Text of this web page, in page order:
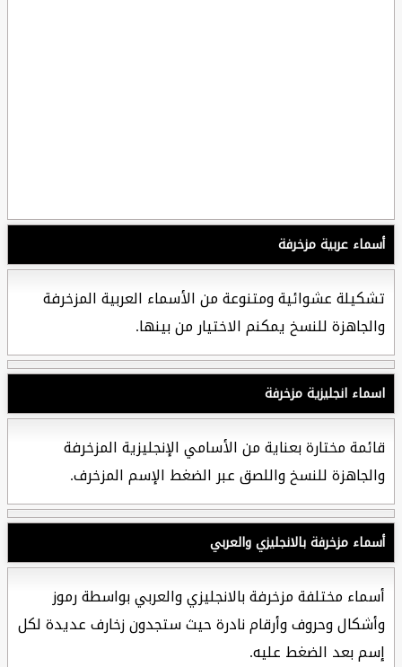
أسماء عربية مزخرفة
تشكيلة عشوائية ومتنوعة من الأسماء العربية المزخرفة
والجاهزة للنسخ يمكنم الاختيار من بينها.
اسماء انجليزية مزخرفة
قائمة مختارة بعناية من الأسامي الإنجليزية المزخرفة
والجاهزة للنسخ واللصق عبر الضغط الإسم المزخرف.
أسماء مزخرفة بالانجليزي والعربي
أسماء مختلفة مزخرفة بالانجليزي والعربي بواسطة رموز
وأشكال وحروف وأرقام نادرة حيث ستجدون زخارف عديدة لكل
إسم بعد الضغط عليه.